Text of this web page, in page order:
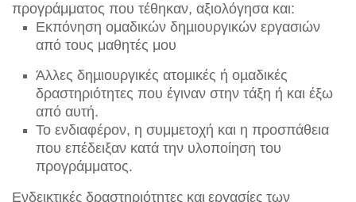
προγράμματος που τέθηκαν, αξιολόγησα και:
Εκπόνηση ομαδικών δηµιουργικών εργασιών
από τους μαθητές μου
Άλλες δηµιουργικές ατοµικές ή οµαδικές
δραστηριότητες που έγιναν στην τάξη ή και έξω
από αυτή.
Το ενδιαφέρον, η συμμετοχή και η προσπάθεια
που επέδειξαν κατά την υλοποίηση του
προγράμματος.
Ενδεικτικές δραστηριότητες και εργασίες των